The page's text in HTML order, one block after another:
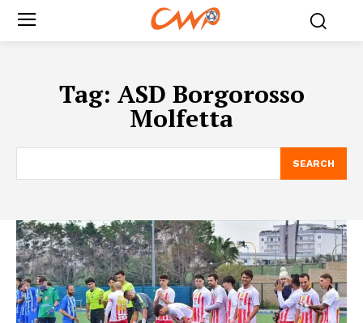
Tag: ASD Borgorosso
Molfetta
SEARCH